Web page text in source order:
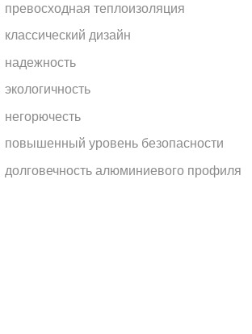
превосходная теплоизоляция
классический дизайн
надежность
экологичность
негорючесть
повышенный уровень безопасности
долговечность алюминиевого профиля